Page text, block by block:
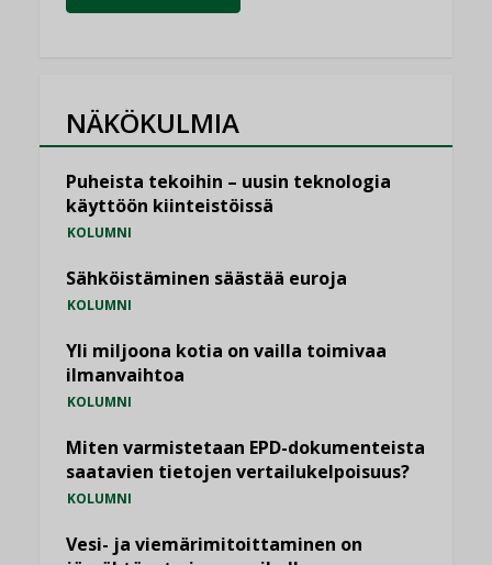
NÄKÖKULMIA
Puheista tekoihin – uusin teknologia
käyttöön kiinteistöissä
KOLUMNI
Sähköistäminen säästää euroja
KOLUMNI
Yli miljoona kotia on vailla toimivaa
ilmanvaihtoa
KOLUMNI
Miten varmistetaan EPD-dokumenteista
saatavien tietojen vertailukelpoisuus?
KOLUMNI
Vesi- ja viemärimitoittaminen on